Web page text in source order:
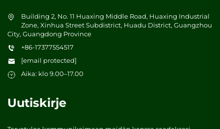
Building 2, No. 11 Huaxing Middle Road, Huaxing Industrial
Zone, Xinhua Street Subdistrict, Huadu District, Guangzhou
City, Guangdong Province
+86-17377554517
[email protected]
Aika: klo 9.00–17.00
Uutiskirje